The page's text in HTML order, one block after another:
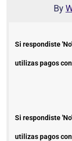
By
Si respondiste
utilizas pagos
Si respondiste
utilizas pagos